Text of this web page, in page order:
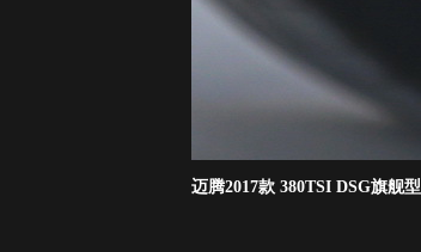
迈腾2017款 380TSI DSG旗舰型